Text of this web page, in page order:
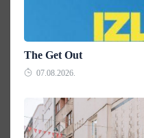
The Get Out
07.08.2026.